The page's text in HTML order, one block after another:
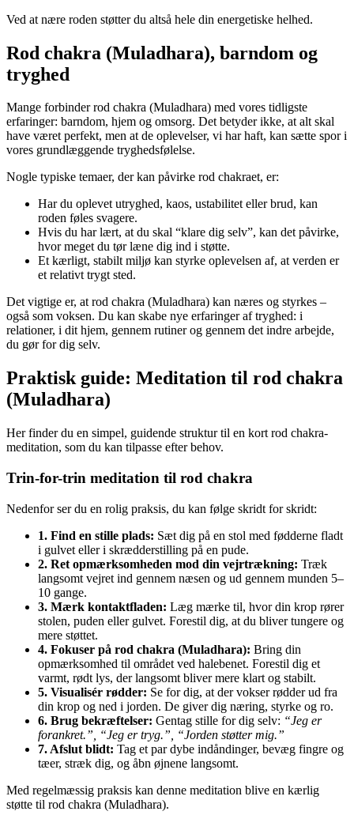
Ved at nære roden støtter du altså hele din energetiske helhed.
Rod chakra (Muladhara), barndom og
tryghed
Mange forbinder rod chakra (Muladhara) med vores tidligste
erfaringer: barndom, hjem og omsorg. Det betyder ikke, at alt skal
have været perfekt, men at de oplevelser, vi har haft, kan sætte spor i
vores grundlæggende tryghedsfølelse.
Nogle typiske temaer, der kan påvirke rod chakraet, er:
Har du oplevet utryghed, kaos, ustabilitet eller brud, kan
roden føles svagere.
Hvis du har lært, at du skal “klare dig selv”, kan det påvirke,
hvor meget du tør læne dig ind i støtte.
Et kærligt, stabilt miljø kan styrke oplevelsen af, at verden er
et relativt trygt sted.
Det vigtige er, at rod chakra (Muladhara) kan næres og styrkes –
også som voksen. Du kan skabe nye erfaringer af tryghed: i
relationer, i dit hjem, gennem rutiner og gennem det indre arbejde,
du gør for dig selv.
Praktisk guide: Meditation til rod chakra
(Muladhara)
Her finder du en simpel, guidende struktur til en kort rod chakra-
meditation, som du kan tilpasse efter behov.
Trin-for-trin meditation til rod chakra
Nedenfor ser du en rolig praksis, du kan følge skridt for skridt:
1. Find en stille plads: Sæt dig på en stol med fødderne fladt
i gulvet eller i skrædderstilling på en pude.
2. Ret opmærksomheden mod din vejrtrækning: Træk
langsomt vejret ind gennem næsen og ud gennem munden 5–
10 gange.
3. Mærk kontaktfladen: Læg mærke til, hvor din krop rører
stolen, puden eller gulvet. Forestil dig, at du bliver tungere og
mere støttet.
4. Fokuser på rod chakra (Muladhara): Bring din
opmærksomhed til området ved halebenet. Forestil dig et
varmt, rødt lys, der langsomt bliver mere klart og stabilt.
5. Visualisér rødder: Se for dig, at der vokser rødder ud fra
din krop og ned i jorden. De giver dig næring, styrke og ro.
6. Brug bekræftelser: Gentag stille for dig selv: “Jeg er
forankret.”, “Jeg er tryg.”, “Jorden støtter mig.”
7. Afslut blidt: Tag et par dybe indåndinger, bevæg fingre og
tæer, stræk dig, og åbn øjnene langsomt.
Med regelmæssig praksis kan denne meditation blive en kærlig
støtte til rod chakra (Muladhara).